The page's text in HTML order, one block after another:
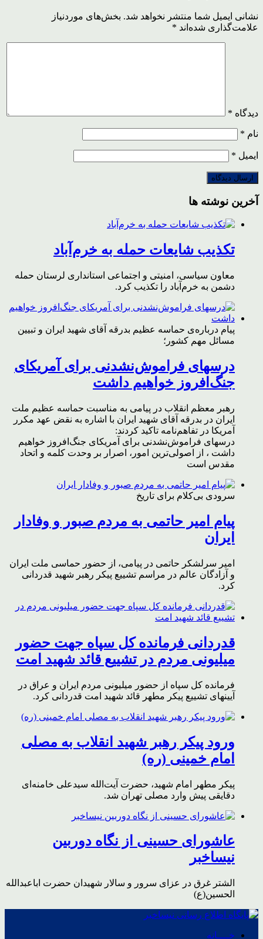
نشانی ایمیل شما منتشر نخواهد شد. بخش‌های موردنیاز
علامت‌گذاری شده‌اند *
دیدگاه *
نام *
ایمیل *
آخرین نوشته ها
تکذیب شایعات حمله به خرم‌آباد
معاون سیاسی، امنیتی و اجتماعی استانداری لرستان حمله
دشمن به خرم‌آباد را تکذیب کرد.
پیام درباره‌ی حماسه عظیم بدرقه آقای شهید ایران و تبیین
مسائل مهم کشور؛
درسهای فراموش‌نشدنی برای آمریکای
جنگ‌افروز خواهیم داشت
رهبر معظم انقلاب در پیامی به مناسبت حماسه عظیم ملت
ایران در بدرقه آقای شهید ایران با اشاره به نقض عهد مکرر
آمریکا در تفاهم‌نامه تاکید کردند:
درسهای فراموش‌نشدنی برای آمریکای جنگ‌افروز خواهیم
داشت ، از اصولی‌ترین امور، اصرار بر وحدت کلمه و اتحاد
مقدس است
سرودی بی‌کلام برای تاریخ
پیام امیر حاتمی به مردم صبور و وفادار
ایران
امیر سرلشکر حاتمی در پیامی، از حضور حماسی ملت ایران
و آزادگان عالم در مراسم تشییع پیکر رهبر شهید قدردانی
کرد.
قدردانی فرمانده کل سپاه جهت حضور
میلیونی مردم در تشییع قائد شهید امت
فرمانده کل سپاه از حضور میلیونی مردم ایران و عراق در
آیینهای تشییع پیکر مطهر قائد شهید امت قدردانی کرد.
ورود پیکر رهبر شهید انقلاب به مصلی
امام خمینی (ره)
پیکر مطهر امام شهید،‌ حضرت آیت‌الله سیدعلی خامنه‌ای
دقایقی پیش وارد مصلی تهران شد.
عاشورای حسینی از نگاه دوربین
نیساخبر
الشتر غرق در عزای سرور و سالار شهیدان حضرت اباعبدالله
الحسین(ع)
خــــانه